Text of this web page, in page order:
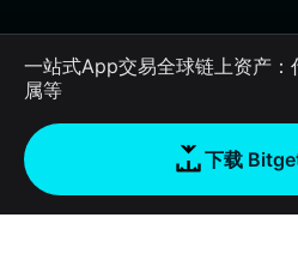
一站式App交易全球链上资产：
属等
下载